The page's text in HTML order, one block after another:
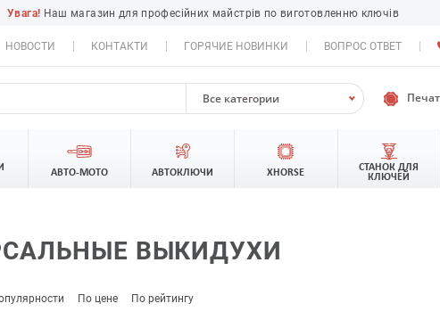
Увага! Наш магазин для професійних майстрів по виготовленню ключів
НОВОСТИ КОНТАКТИ ГОРЯЧИЕ НОВИНКИ ВОПРОС ОТВЕТ
Все категории
АВТО-МОТО АВТОКЛЮЧИ XHORSE
СТАНОК ДЛЯ
КЛЮЧЕЙ
ВЫКИДУХИ
По цене По рейтингу